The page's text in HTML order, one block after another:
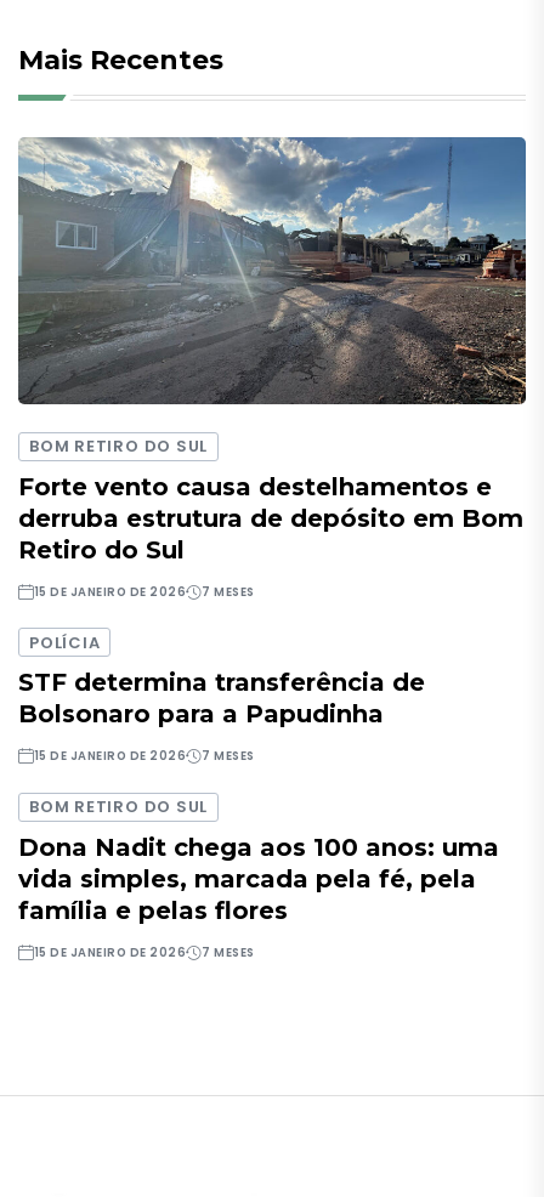
Mais Recentes
BOM RETIRO DO SUL
Forte vento causa destelhamentos e
derruba estrutura de depósito em Bom
Retiro do Sul
15 DE JANEIRO DE 2026 7 MESES
POLÍCIA
STF determina transferência de
Bolsonaro para a Papudinha
15 DE JANEIRO DE 2026 7 MESES
BOM RETIRO DO SUL
Dona Nadit chega aos 100 anos: uma
vida simples, marcada pela fé, pela
família e pelas flores
15 DE JANEIRO DE 2026 7 MESES